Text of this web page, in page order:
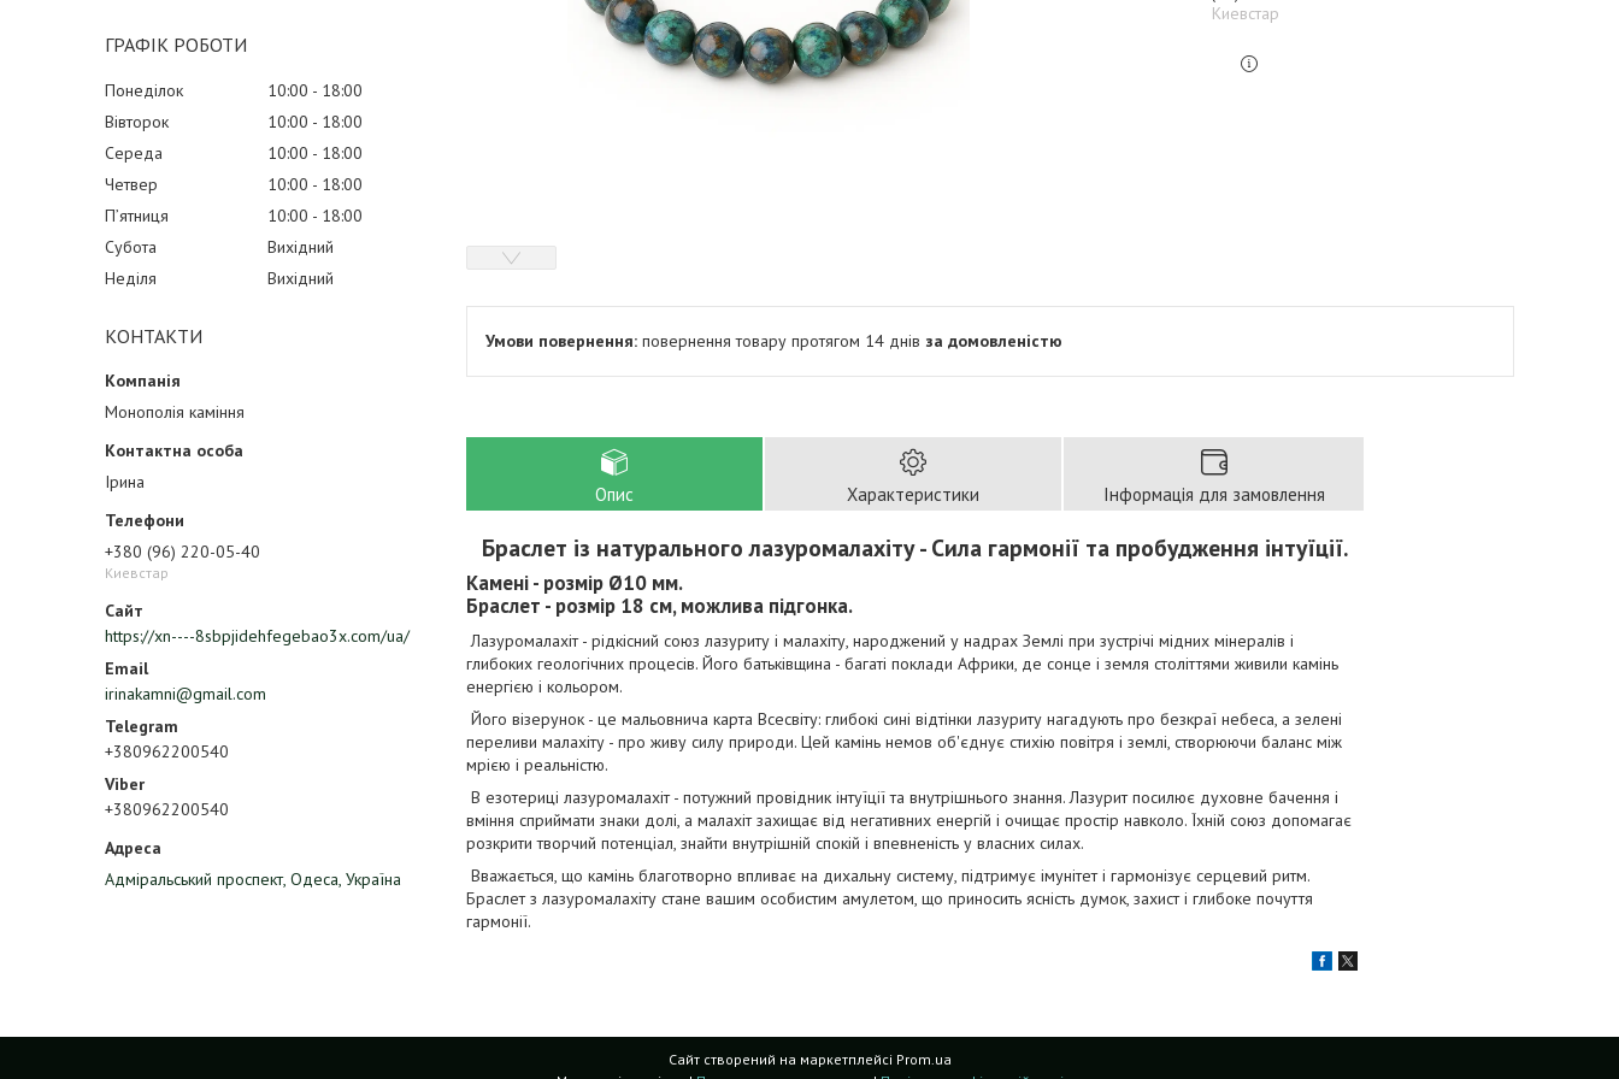
ГРАФІК РОБОТИ
Понеділок 10:00
18:00
Вівторок
10:00
18:00
Середа
10:00
18:00
Четвер
10:00
18:00
Пʼятниця
10:00
18:00
Субота
Вихідний
Неділя
Вихідний
КОНТАКТИ
Монополія каміння
Ірина
+380 (96) 220-05-40
Киевстар
https://xn----8sbpjidehfegebao3x.com/ua/
irinakamni@gmail.com
+380962200540
+380962200540
Адміральський проспект, Одеса, Україна
Киевстар
повернення товару протягом 14 днів за домовленістю
Опис Характеристики Інформація для замовлення
Браслет із натурального лазуромалахіту - Сила гармонії та пробудження інтуїції.
Камені - розмір Ø10 мм.
Браслет - розмір 18 см, можлива підгонка.
Лазуромалахіт - рідкісний союз лазуриту і малахіту, народжений у надрах Землі при зустрічі мідних мінералів і
глибоких геологічних процесів. Його батьківщина - багаті поклади Африки, де сонце і земля століттями живили камінь
енергією і кольором.
Його візерунок - це мальовнича карта Всесвіту: глибокі сині відтінки лазуриту нагадують про безкраї небеса, а зелені
переливи малахіту - про живу силу природи. Цей камінь немов об'єднує стихію повітря і землі, створюючи баланс між
мрією і реальністю.
В езотериці лазуромалахіт - потужний провідник інтуїції та внутрішнього знання. Лазурит посилює духовне бачення і
вміння сприймати знаки долі, а малахіт захищає від негативних енергій і очищає простір навколо. Їхній союз допомагає
розкрити творчий потенціал, знайти внутрішній спокій і впевненість у власних силах.
Вважається, що камінь благотворно впливає на дихальну систему, підтримує імунітет і гармонізує серцевий ритм.
Браслет з лазуромалахіту стане вашим особистим амулетом, що приносить ясність думок, захист і глибоке почуття
гармонії.
Сайт створений на маркетплейсі Prom.ua